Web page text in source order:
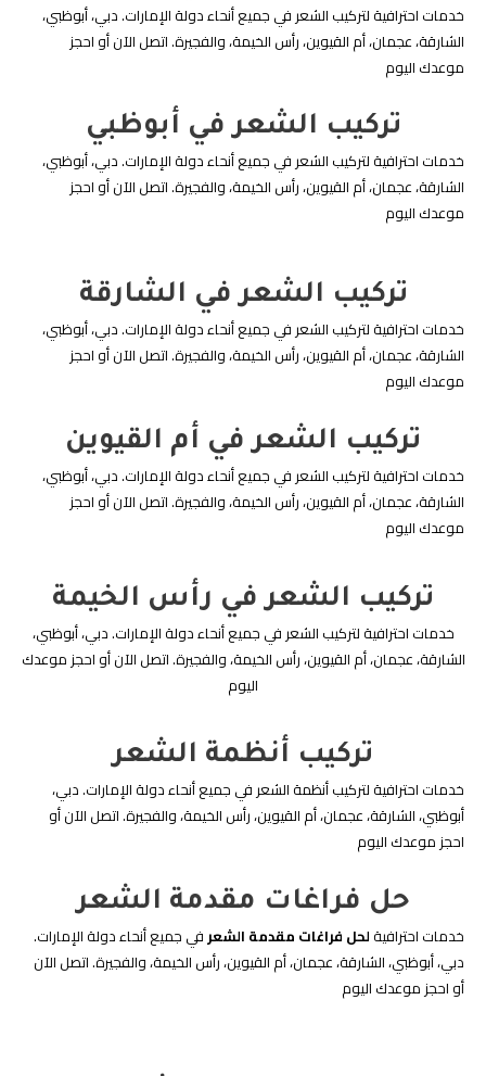
خدمات احترافية لتركيب الشعر في جميع أنحاء دولة الإمارات. دبي، أبوظبي،
الشارقة، عجمان، أم القيوين، رأس الخيمة، والفجيرة. اتصل الآن أو احجز
موعدك اليوم
تركيب الشعر في أبوظبي
خدمات احترافية لتركيب الشعر في جميع أنحاء دولة الإمارات. دبي، أبوظبي،
الشارقة، عجمان، أم القيوين، رأس الخيمة، والفجيرة. اتصل الآن أو احجز
موعدك اليوم
تركيب الشعر في الشارقة
خدمات احترافية لتركيب الشعر في جميع أنحاء دولة الإمارات. دبي، أبوظبي،
الشارقة، عجمان، أم القيوين، رأس الخيمة، والفجيرة. اتصل الآن أو احجز
موعدك اليوم
تركيب الشعر في أم القيوين
خدمات احترافية لتركيب الشعر في جميع أنحاء دولة الإمارات. دبي، أبوظبي،
الشارقة، عجمان، أم القيوين، رأس الخيمة، والفجيرة. اتصل الآن أو احجز
موعدك اليوم
تركيب الشعر في رأس الخيمة
خدمات احترافية لتركيب الشعر في جميع أنحاء دولة الإمارات. دبي، أبوظبي،
الشارقة، عجمان، أم القيوين، رأس الخيمة، والفجيرة. اتصل الآن أو احجز موعدك
اليوم
تركيب أنظمة الشعر
خدمات احترافية لتركيب أنظمة الشعر في جميع أنحاء دولة الإمارات. دبي،
أبوظبي، الشارقة، عجمان، أم القيوين، رأس الخيمة، والفجيرة. اتصل الآن أو
احجز موعدك اليوم
حل فراغات مقدمة الشعر
خدمات احترافية لحل فراغات مقدمة الشعرفي جميع أنحاء دولة الإمارات.
دبي، أبوظبي، الشارقة، عجمان، أم القيوين، رأس الخيمة، والفجيرة. اتصل الآن
أو احجز موعدك اليوم